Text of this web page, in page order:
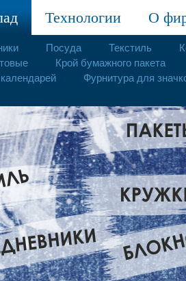
Технологии О
Посуда Текстиль
Крой бумажного пакета
Фурнитура для